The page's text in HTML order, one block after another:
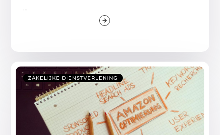
ZAKELIJKE DIENSTVERLENING